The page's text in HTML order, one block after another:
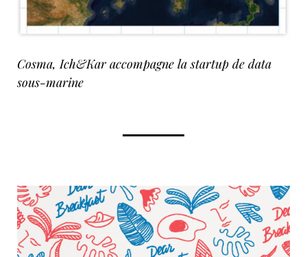
Cosma, Ich&Kar accompagne la startup de data
sous-marine